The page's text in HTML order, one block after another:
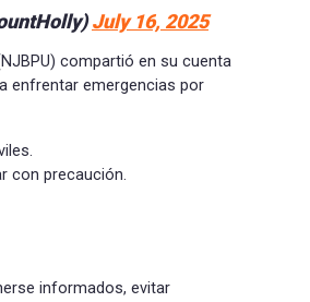
July 16, 2025
compartió en su cuenta
enfrentar emergencias por
con precaución.
informados, evitar